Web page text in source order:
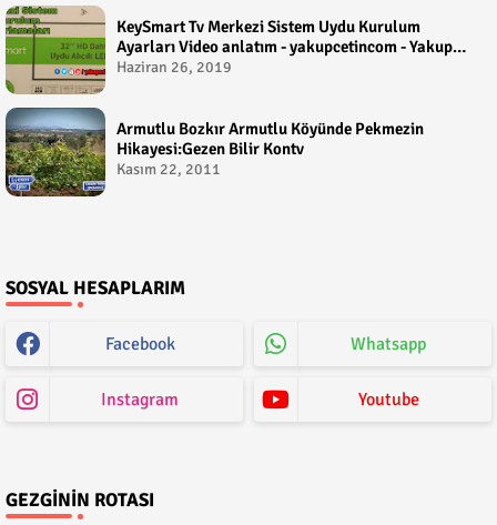
KeySmart Tv Merkezi Sistem Uydu Kurulum
Ayarları Video anlatım - yakupcetincom - Yakup
Çetin
Haziran 26, 2019
Armutlu Bozkır Armutlu Köyünde Pekmezin
Hikayesi:Gezen Bilir Kontv
Kasım 22, 2011
SOSYAL HESAPLARIM
Facebook Whatsapp
Instagram Youtube
GEZGININ ROTASI